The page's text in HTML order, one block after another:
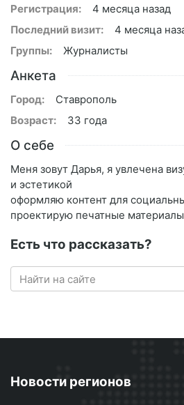
Регистрация:
4 месяца назад
Последний визит:
4 месяца
Группы:
Журналисты
Анкета
Город:
Ставрополь
Возраст:
33 года
О себе
Меня зовут Дарья, я увлечена
и эстетикой
оформляю контент для
проектирую печатные материалы
Есть что рассказать?
Новости регионов